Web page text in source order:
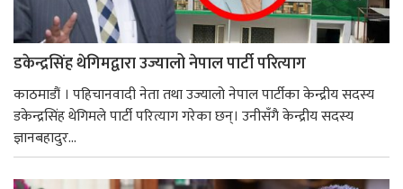
डकेन्द्रसिंह थेगिमद्वारा उज्यालो नेपाल पार्टी परित्याग
काठमाडौं । पहिचानवादी नेता तथा उज्यालो नेपाल पार्टीका केन्द्रीय सदस्य
डकेन्द्रसिंह थेगिमले पार्टी परित्याग गरेका छन्। उनीसँगै केन्द्रीय सदस्य
ज्ञानबहादुर...